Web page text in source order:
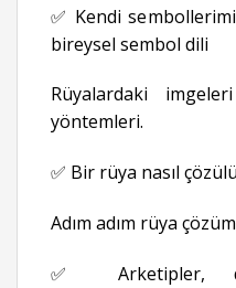
✅ Kendi
bireysel sembol dili
Rüyalardaki
yöntemleri.
✅ Bir rüya nasıl
Adım adım rüya
✅ Arketipler,